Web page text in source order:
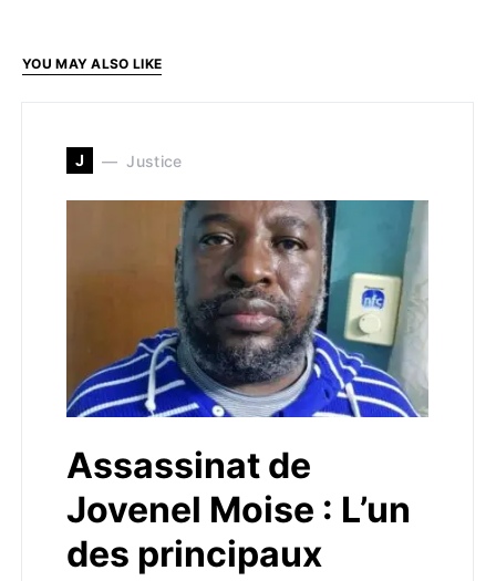
YOU MAY ALSO LIKE
J Justice
Assassinat de
Jovenel Moise : L’un
des principaux